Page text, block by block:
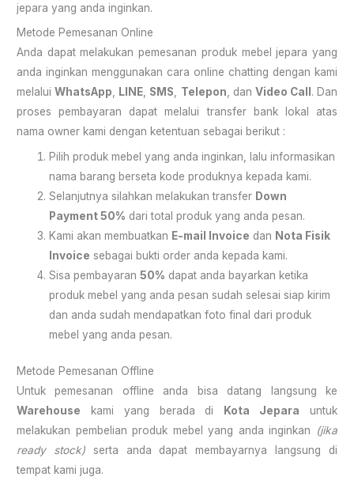
jepara yang anda inginkan.
Metode Pemesanan Online
Anda dapat melakukan pemesanan produk mebel jepara yang
anda inginkan menggunakan cara online chatting dengan kami
melaluiWhatsApp, LINE, SMS, Telepon, dan Video Call . Dan
proses pembayaran dapat melalui transfer bank lokal atas
nama owner kami dengan ketentuan sebagai berikut :
Pilih produk mebel yang anda inginkan, lalu informasikan
nama barang berseta kode produknya kepada kami.
Selanjutnya silahkan melakukan transfer Down
Payment 50% dari total produk yang anda pesan.
Kami akan membuatkan E-mail Invoice dan Nota Fisik
Invoice sebagai bukti order anda kepada kami.
Sisa pembayaran50% dapat anda bayarkan ketika
produk mebel yang anda pesan sudah selesai siap kirim
dan anda sudah mendapatkan foto final dari produk
mebel yang anda pesan.
Metode Pemesanan Offline
Untuk pemesanan offline anda bisa datang langsung ke
Warehouse kami yang berada di Kota Jepara untuk
melakukan pembelian produk mebel yang anda inginkan
(jika
ready stock)serta anda dapat membayarnya langsung di
tempat kami juga.